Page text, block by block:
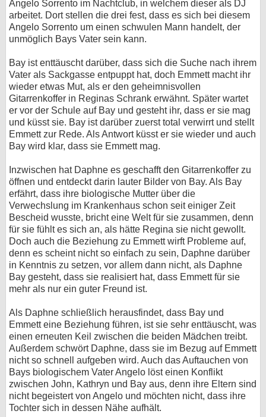
Angelo Sorrento im Nachtclub, in welchem dieser als DJ
arbeitet. Dort stellen die drei fest, dass es sich bei diesem
Angelo Sorrento um einen schwulen Mann handelt, der
unmöglich Bays Vater sein kann.
Bay ist enttäuscht darüber, dass sich die Suche nach ihrem
Vater als Sackgasse entpuppt hat, doch Emmett macht ihr
wieder etwas Mut, als er den geheimnisvollen
Gitarrenkoffer in Reginas Schrank erwähnt. Später wartet
er vor der Schule auf Bay und gesteht ihr, dass er sie mag
und küsst sie. Bay ist darüber zuerst total verwirrt und stellt
Emmett zur Rede. Als Antwort küsst er sie wieder und auch
Bay wird klar, dass sie Emmett mag.
Inzwischen hat Daphne es geschafft den Gitarrenkoffer zu
öffnen und entdeckt darin lauter Bilder von Bay. Als Bay
erfährt, dass ihre biologische Mutter über die
Verwechslung im Krankenhaus schon seit einiger Zeit
Bescheid wusste, bricht eine Welt für sie zusammen, denn
für sie fühlt es sich an, als hätte Regina sie nicht gewollt.
Doch auch die Beziehung zu Emmett wirft Probleme auf,
denn es scheint nicht so einfach zu sein, Daphne darüber
in Kenntnis zu setzen, vor allem dann nicht, als Daphne
Bay gesteht, dass sie realisiert hat, dass Emmett für sie
mehr als nur ein guter Freund ist.
Als Daphne schließlich herausfindet, dass Bay und
Emmett eine Beziehung führen, ist sie sehr enttäuscht, was
einen erneuten Keil zwischen die beiden Mädchen treibt.
Außerdem schwört Daphne, dass sie im Bezug auf Emmett
nicht so schnell aufgeben wird. Auch das Auftauchen von
Bays biologischem Vater Angelo löst einen Konflikt
zwischen John, Kathryn und Bay aus, denn ihre Eltern sind
nicht begeistert von Angelo und möchten nicht, dass ihre
Tochter sich in dessen Nähe aufhält.